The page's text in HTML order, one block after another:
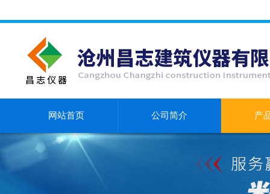
网站首页 公司简介 产